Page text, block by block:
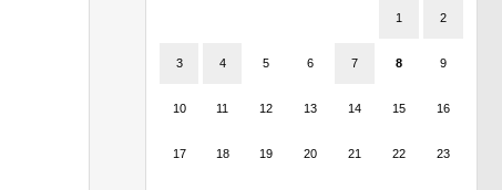
1 2
3 4 5 6 7 8 9
10 11 12 13 14 15 16
17 18 19 20 21 22 23